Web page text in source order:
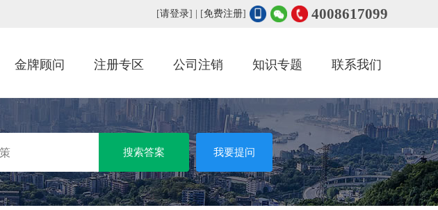
[请登录] | [免费注册] 4008617099
金牌顾问 注册专区 公司注销 知识专题 联系我们